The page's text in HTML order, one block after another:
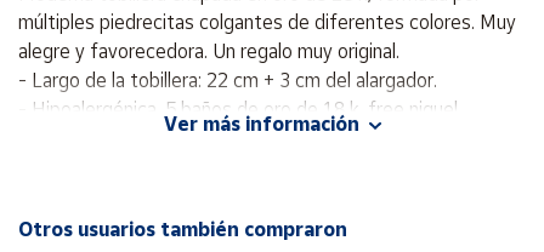
Mapa de
vendedores
Hazte
vendedor
Cuenta
múltiples piedrecitas colgantes de diferentes colores. Muy
alegre y favorecedora. Un regalo muy original.
- Largo de la tobillera: 22 cm + 3 cm del alargador.
- Hipoalergénica, 5 baños de oro de 18 k, free niquel.
- 1 año de garantía.
Ver más información
Otros usuarios también compraron